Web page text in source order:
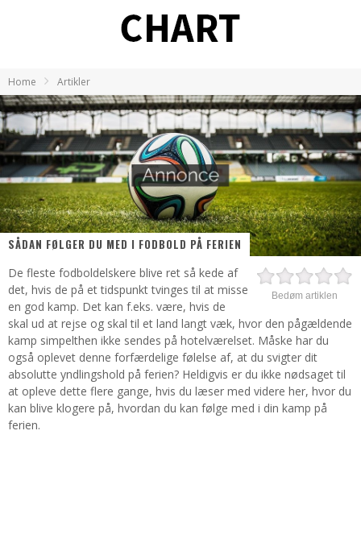
Home Artikler
SÅDAN FØLGER DU MED I FODBOLD PÅ FERIEN
Bedøm artiklen
De fleste fodboldelskere blive ret så kede af
det, hvis de på et tidspunkt tvinges til at misse
en god kamp. Det kan f.eks. være, hvis de
skal ud at rejse og skal til et land langt væk, hvor den pågældende
kamp simpelthen ikke sendes på hotelværelset. Måske har du
også oplevet denne forfærdelige følelse af, at du svigter dit
absolutte yndlingshold på ferien? Heldigvis er du ikke nødsaget til
at opleve dette flere gange, hvis du læser med videre her, hvor du
kan blive klogere på, hvordan du kan følge med i din kamp på
ferien.